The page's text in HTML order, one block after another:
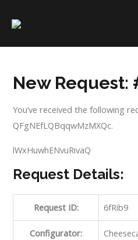
New Request:
You’ve received the following
QFgNEfLQBqqwMzMXQc.
lWxHuwhENvuRivaQ
Request Details:
Request ID: 6fRib9
Configurator: